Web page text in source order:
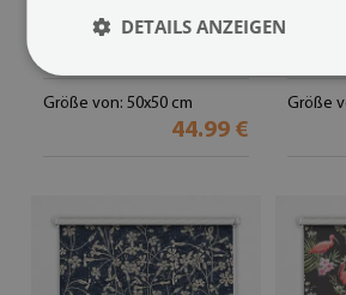
mit gezeichneten Bildern
Größe von: 50x50 cm
44.99 €
Größe
DETAILS ANZEIGEN